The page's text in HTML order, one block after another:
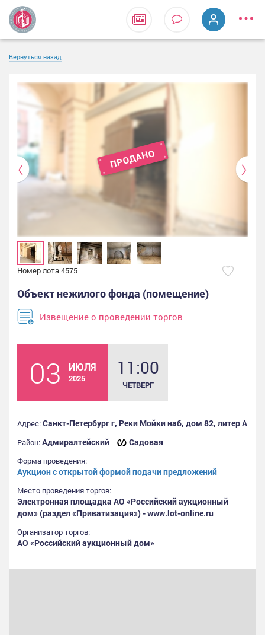
Вернуться назад
Номер лота 4575
Объект нежилого фонда (помещение)
Извещение о проведении торгов
03 ИЮЛЯ
2025 11:00
ЧЕТВЕРГ
Адрес:Санкт-Петербург г, Реки Мойки наб, дом 82, литер А
Район:Адмиралтейский Садовая
Форма проведения:
Аукцион с открытой формой подачи предложений
Место проведения торгов:
Электронная площадка АО «Российский аукционный
дом» (раздел «Приватизация») - www.lot-online.ru
Организатор торгов:
АО «Российский аукционный дом»